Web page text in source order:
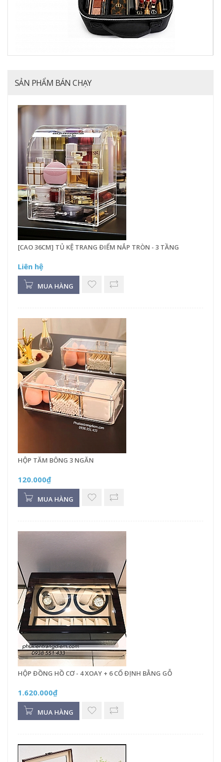
SẢN PHẨM BÁN CHẠY
[CAO 36CM] TỦ KỆ TRANG ĐIỂM NẮP TRÒN - 3 TẦNG
Liên hệ
MUA HÀNG
HỘP TĂM BÔNG 3 NGĂN
120.000₫
MUA HÀNG
HỘP ĐỒNG HỒ CƠ - 4 XOAY + 6 CỐ ĐỊNH BẰNG GỖ
1.620.000₫
MUA HÀNG